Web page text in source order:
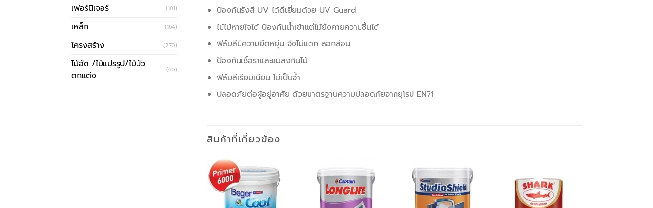
เฟอร์นิเจอร์ (101)
เหล็ก (164)
โครงสร้าง (270)
ไม้อัด /ไม้แปรรูป/ไม้บัว
ตกแต่ง
(80)
ป้องกันรังสี UV ได้ดีเยี่ยมด้วย UV Guard
ไม้ไม้หายใจได้ ป้องกันน้ำเข้าแต่ไม้ยังคายความชื้นได้
ฟิล์มสีมีความยืดหยุ่น จึงไม่แตก ลอกล่อน
ป้องกันเชื้อราและแมลงกินไม้
ฟิล์มสีเรียบเนียน ไม่เป็นจ้ำ
ปลอดภัยต่อผู้อยู่อาศัย ด้วยมาตรฐานความปลอดภัยจากยุโรป EN71
สินค้าที่เกี่ยวข้อง